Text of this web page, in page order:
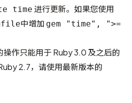
time 进行更新。如果您使用
中增加 gem "time", ">=
操作只能用于 Ruby 3.0 及之后的
2.7，请使用最新版本的